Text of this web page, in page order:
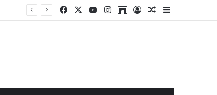
FacebookYouTubeInstagram
ArchiveAccesoPublicación al
Barra lateral